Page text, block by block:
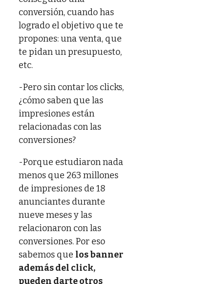
conversión, cuando has
logrado el objetivo que te
propones: una venta, que
te pidan un presupuesto,
etc.
-Pero sin contar los clicks,
¿cómo saben que las
impresiones están
relacionadas con las
conversiones?
-Porque estudiaron nada
menos que 263 millones
de impresiones de 18
anunciantes durante
nueve meses y las
relacionaron con las
conversiones. Por eso
sabemos que los banner
además del click,
pueden darte otros